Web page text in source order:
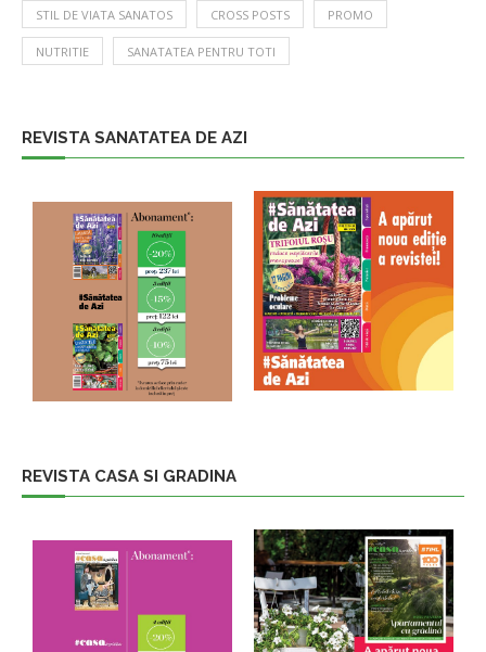
STIL DE VIATA SANATOS CROSS POSTS PROMO
NUTRITIE SANATATEA PENTRU TOTI
REVISTA SANATATEA DE AZI
REVISTA CASA SI GRADINA